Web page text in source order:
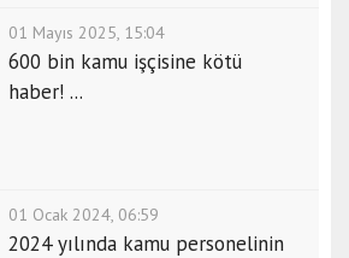
01 Mayıs 2025, 15:04
600 bin kamu işçisine kötü
haber! ...
01 Ocak 2024, 06:59
2024 yılında kamu personelinin